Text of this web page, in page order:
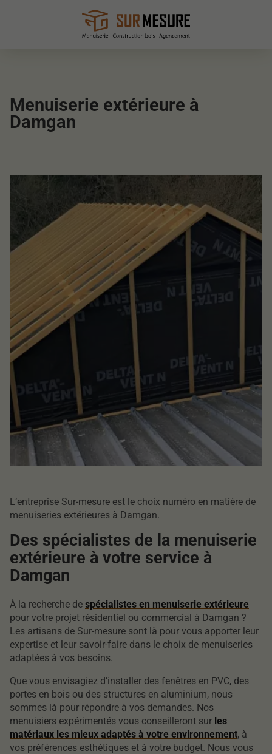
Menuiserie extérieure à
Damgan
L’entreprise Sur-mesure est le choix numéro en matière de
menuiseries extérieures à Damgan.
Des spécialistes de la menuiserie
extérieure à votre service à
Damgan
À la recherche de spécialistes en menuiserie extérieure
pour votre projet résidentiel ou commercial à Damgan ?
Les artisans de Sur-mesure sont là pour vous apporter leur
expertise et leur savoir-faire dans le choix de menuiseries
adaptées à vos besoins.
Que vous envisagiez d’installer des fenêtres en PVC, des
portes en bois ou des structures en aluminium, nous
sommes là pour répondre à vos demandes. Nos
menuisiers expérimentés vous conseilleront sur les
matériaux les mieux adaptés à votre environnement, à
vos préférences esthétiques et à votre budget. Nous vous